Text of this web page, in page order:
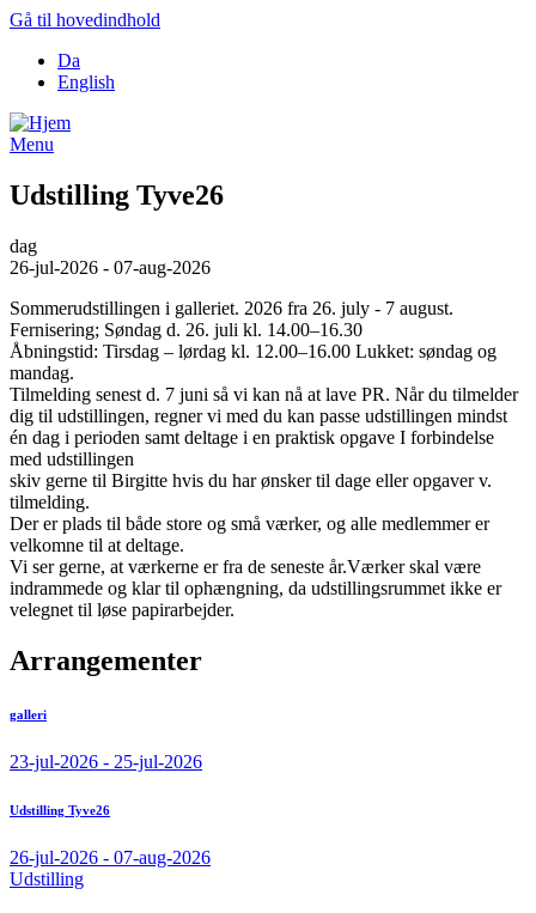
Gå til hovedindhold
Da
English
Menu
Udstilling Tyve26
dag
26-jul-2026 - 07-aug-2026
Sommerudstillingen i galleriet. 2026 fra 26. july - 7 august.
Fernisering; Søndag d. 26. juli kl. 14.00–16.30
Åbningstid: Tirsdag – lørdag kl. 12.00–16.00 Lukket: søndag og
mandag.
Tilmelding senest d. 7 juni så vi kan nå at lave PR. Når du tilmelder
dig til udstillingen, regner vi med du kan passe udstillingen mindst
én dag i perioden samt deltage i en praktisk opgave I forbindelse
med udstillingen
skiv gerne til Birgitte hvis du har ønsker til dage eller opgaver v.
tilmelding.
Der er plads til både store og små værker, og alle medlemmer er
velkomne til at deltage.
Vi ser gerne, at værkerne er fra de seneste år.Værker skal være
indrammede og klar til ophængning, da udstillingsrummet ikke er
velegnet til løse papirarbejder.
Arrangementer
galleri
23-jul-2026 - 25-jul-2026
Udstilling Tyve26
26-jul-2026 - 07-aug-2026
Udstilling